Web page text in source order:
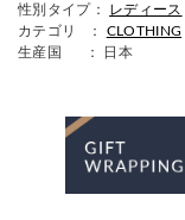
性別タイプ： レディース
カテゴリ ： CLOTHING
生産国
： 日本